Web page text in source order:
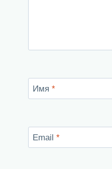
Имя *
Email *